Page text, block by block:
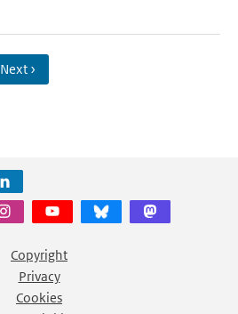
Next ›
Copyright
Privacy
Cookies